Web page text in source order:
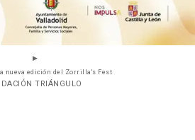
nueva edición del Zorrilla's Fest
TRIÁNGULO